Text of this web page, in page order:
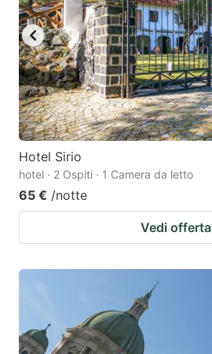
key
to
get
the
keyboard
shortcuts
for
changing
dates.
Hotel Sirio
hotel · 2 Ospiti · 1 Camera da letto
65 € /notte
Vedi offerta